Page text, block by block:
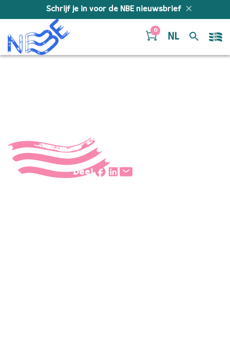
Schrijf je in voor de NBE nieuwsbrief
0
NL
Deel